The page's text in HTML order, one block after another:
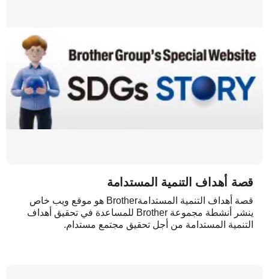
قصة أهداف التنمية المستدامة
قصة أهداف التنمية المستدامةBrother هو موقع ويب خاص
ينشر أنشطة مجموعة Brother للمساعدة في تحقيق أهداف
التنمية المستدامة من أجل تحقيق مجتمع مستدام.